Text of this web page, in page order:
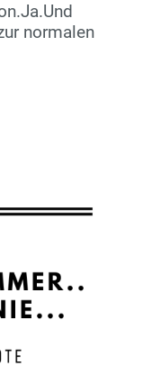
normalen
ist,
ins Bein
ist normal.